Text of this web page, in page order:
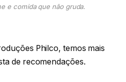
e comida que não gruda.
Philco, temos mais
de recomendações.